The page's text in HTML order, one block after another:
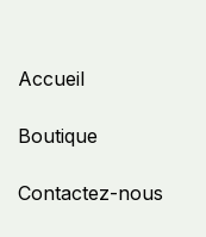
Accueil
Boutique
Contactez-nous